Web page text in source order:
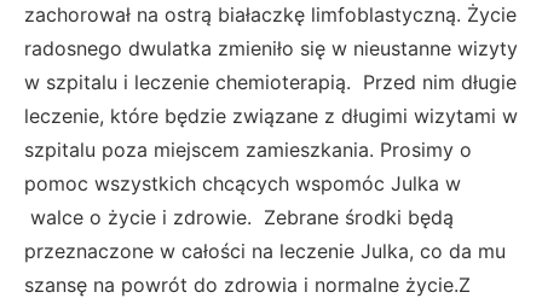
zachorował na ostrą białaczkę limfoblastyczną. Życie
radosnego dwulatka zmieniło się w nieustanne wizyty
w szpitalu i leczenie chemioterapią. Przed nim długie
leczenie, które będzie związane z długimi wizytami w
szpitalu poza miejscem zamieszkania. Prosimy o
pomoc wszystkich chcących wspomóc Julka w
walce o życie i zdrowie. Zebrane środki będą
przeznaczone w całości na leczenie Julka, co da mu
szansę na powrót do zdrowia i normalne życie.Z